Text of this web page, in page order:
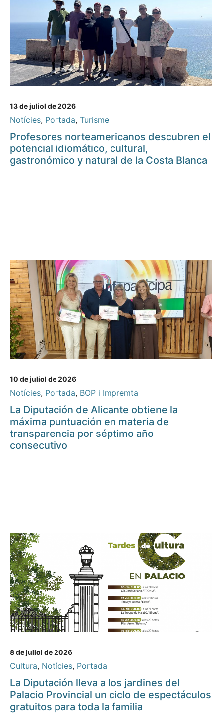
13 de juliol de 2026
Notícies, Portada, Turisme
Profesores norteamericanos descubren el
potencial idiomático, cultural,
gastronómico y natural de la Costa Blanca
10 de juliol de 2026
Notícies, Portada, BOP i Impremta
La Diputación de Alicante obtiene la
máxima puntuación en materia de
transparencia por séptimo año
consecutivo
8 de juliol de 2026
Cultura, Notícies, Portada
La Diputación lleva a los jardines del
Palacio Provincial un ciclo de espectáculos
gratuitos para toda la familia